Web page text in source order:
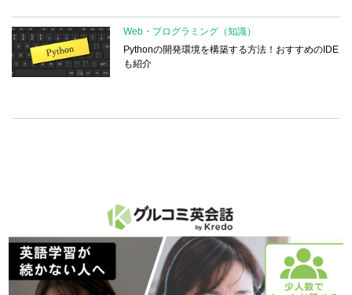
Web・プログラミング（知識）
Pythonの開発環境を構築する方法！おすすめのIDE
も紹介